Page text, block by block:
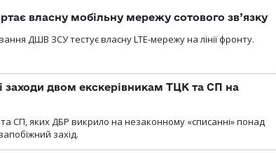
власну мобільну мережу сотового зв’язку
ДШВ ЗСУ тестує власну LTE-мережу на лінії фронту.
заходи двом екскерівникам ТЦК та СП на
СП, яких ДБР викрило на незаконному «списанні» понад
захід.